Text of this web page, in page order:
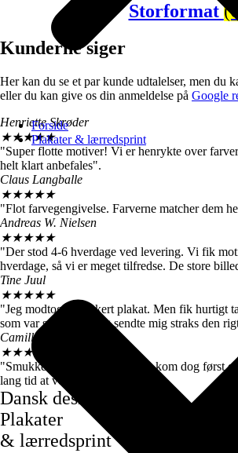
Forside
Plakater & lærredsprint
Storformat
Kunderne siger
Her kan du se et par kunde udtalelser, men du
eller du kan give os din anmeldelse på Google
Henriette Skrøder
★★★★★
"Super flotte motiver! Vi er henrykte over
helt klart anbefales".
Claus Langballe
★★★★★
"Flot farvegengivelse. Farverne matcher dem
Andreas W. Nielsen
★★★★★
"Der stod 4-6 hverdage ved levering. Vi fik
hverdage, så vi er meget tilfredse. De store
Tine Juul
★★★★★
"Jeg modtog en forkert plakat. Men fik hurtigt
som var super søde og sendte mig straks den
Camilla Høj
★★★★
"Smukke farver og motiver, de kom dog først
lang tid at vente".
Dansk design
Plakater
& lærredsprint